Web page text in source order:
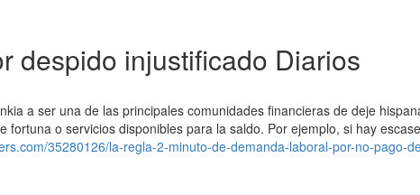
despido injustificado Diarios
a ser una de las principales comunidades financieras de deje
o servicios disponibles para la saldo. Por ejemplo, si hay
35280126/la-regla-2-minuto-de-demanda-laboral-por-no-pago-